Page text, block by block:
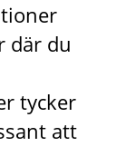
där du
tycker
att